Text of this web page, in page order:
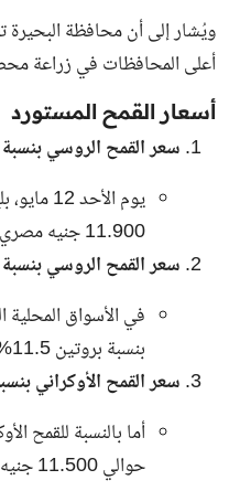
ويُشار إلى أن محافظة البحيرة
أعلى المحافظات في زراعة
أسعار القمح المستورد
سعر القمح الروسي بنسبة
يوم
11.900 جنيه مصري للطن الواحد.
سعر القمح الروسي بنسبة
في الأسواق
بنسبة بروتين 11.5% حوالي 11.700 جنيه مصري للطن.
سعر القمح الأوكراني بنسبة
أما بالنسبة للقمح
حوالي 11.500 جنيه مصري للطن.